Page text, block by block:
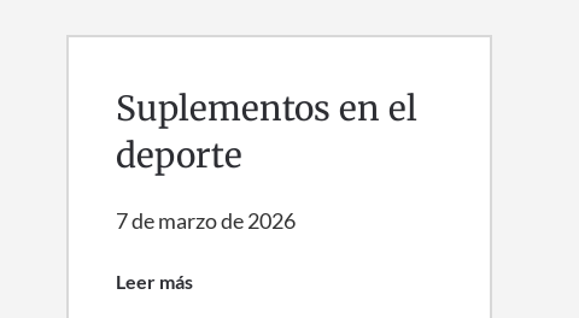
Suplementos en el
deporte
7 de marzo de 2026
Leer más